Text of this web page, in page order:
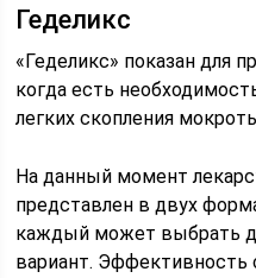
Геделикс
«Геделикс» показан для
когда есть
легких скопления
На данный момент
представлен в двух
каждый может выбрать
вариант. Эффективность